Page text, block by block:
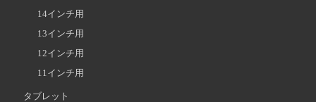
14インチ用
13インチ用
12インチ用
11インチ用
タブレット